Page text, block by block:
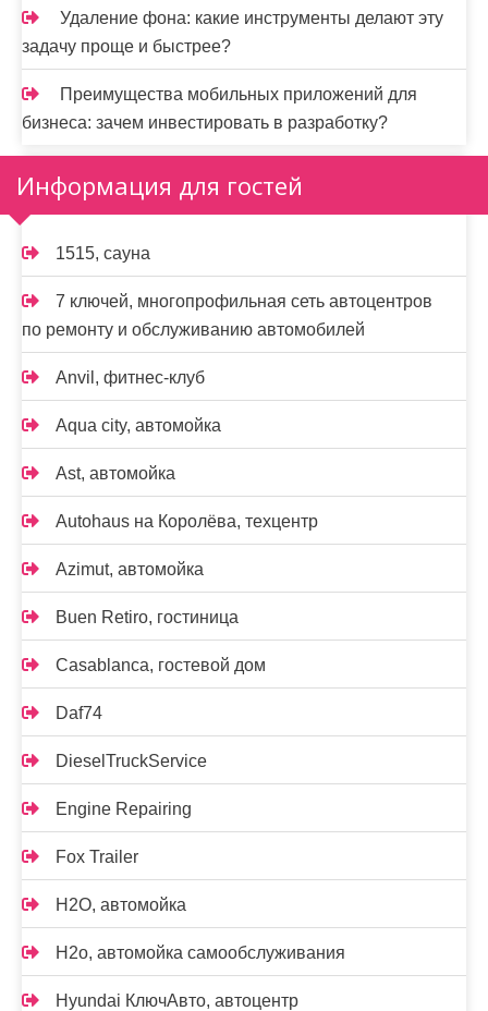
Удаление фона: какие инструменты делают эту
задачу проще и быстрее?
Преимущества мобильных приложений для
бизнеса: зачем инвестировать в разработку?
Информация для гостей
1515, сауна
7 ключей, многопрофильная сеть автоцентров
по ремонту и обслуживанию автомобилей
Anvil, фитнес-клуб
Aqua city, автомойка
Ast, автомойка
Autohaus на Королёва, техцентр
Azimut, автомойка
Buen Retiro, гостиница
Casablanca, гостевой дом
Daf74
DieselTruckService
Engine Repairing
Fox Trailer
H2O, автомойка
H2o, автомойка самообслуживания
Hyundai КлючАвто, автоцентр